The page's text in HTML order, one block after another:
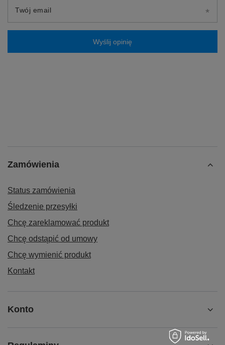
Twój email
Wyślij opinię
Zamówienia
Status zamówienia
Śledzenie przesyłki
Chcę zareklamować produkt
Chcę odstąpić od umowy
Chcę wymienić produkt
Kontakt
Konto